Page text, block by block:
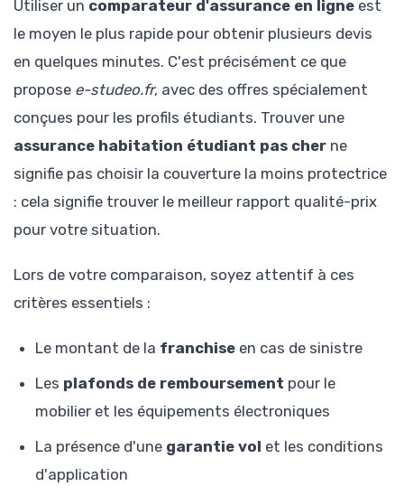
Utiliser un comparateur d'assurance en ligne est
le moyen le plus rapide pour obtenir plusieurs devis
en quelques minutes. C'est précisément ce que
propose e-studeo.fr, avec des offres spécialement
conçues pour les profils étudiants. Trouver une
assurance habitation étudiant pas cher ne
signifie pas choisir la couverture la moins protectrice
: cela signifie trouver le meilleur rapport qualité-prix
pour votre situation.
Lors de votre comparaison, soyez attentif à ces
critères essentiels :
Le montant de la franchise en cas de sinistre
Les plafonds de remboursement pour le
mobilier et les équipements électroniques
La présence d'une garantie vol et les conditions
d'application